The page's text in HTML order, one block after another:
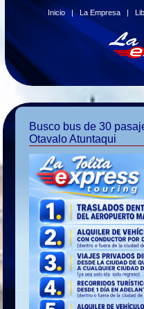
Inicio |La Empresa |
Busco bus de 30
Otavalo Atuntaqui